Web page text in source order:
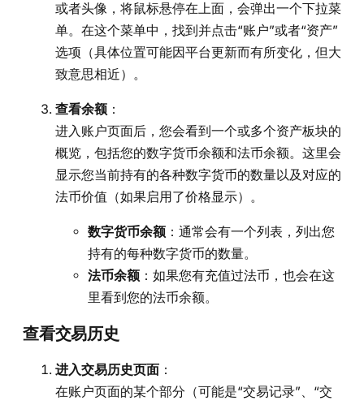
或者头像，将鼠标悬停在上面，会弹出一个下拉菜
单。在这个菜单中，找到并点击“账户”或者“资产”
选项（具体位置可能因平台更新而有所变化，但大
致意思相近）。
查看余额 ：
进入账户页面后，您会看到一个或多个资产板块的
概览，包括您的数字货币余额和法币余额。这里会
显示您当前持有的各种数字货币的数量以及对应的
法币价值（如果启用了价格显示）。
数字货币余额 ：通常会有一个列表，列出您
持有的每种数字货币的数量。
法币余额 ：如果您有充值过法币，也会在这
里看到您的法币余额。
查看交易历史
进入交易历史页面 ：
在账户页面的某个部分（可能是“交易记录”、“交